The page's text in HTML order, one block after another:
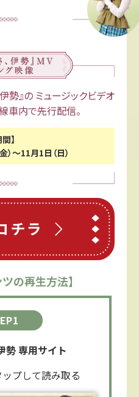
勢』のミュージックビデオ
車内で先行配信。
間】
～11月1日（日）
の再生方法】
勢 専用サイト
プして読み取る